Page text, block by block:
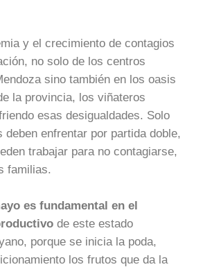
y el crecimiento de contagios
no solo de los centros
sino también en los oasis
la provincia, los viñateros
esas desigualdades. Solo
deben enfrentar por partida doble,
trabajar para no contagiarse,
familias.
es fundamental en el
de este estado
porque se inicia la poda,
los frutos que da la